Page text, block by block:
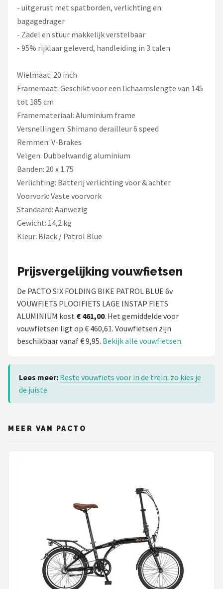
- uitgerust met spatborden, verlichting en
bagagedrager
- Zadel en stuur makkelijk verstelbaar
- 95% rijklaar geleverd, handleiding in 3 talen
Wielmaat: 20 inch
Framemaat: Geschikt voor een lichaamslengte van 145
tot 185 cm
Framemateriaal: Aluminium frame
Versnellingen: Shimano derailleur 6 speed
Remmen: V-Brakes
Velgen: Dubbelwandig aluminium
Banden: 20 x 1.75
Verlichting: Batterij verlichting voor & achter
Voorvork: Vaste voorvork
Standaard: Aanwezig
Gewicht: 14,2 kg
Kleur: Black / Patrol Blue
Prijsvergelijking vouwfietsen
De PACTO SIX FOLDING BIKE PATROL BLUE 6v
VOUWFIETS PLOOIFIETS LAGE INSTAP FIETS
ALUMINIUM kost € 461,00. Het gemiddelde voor
vouwfietsen ligt op € 460,61. Vouwfietsen zijn
beschikbaar vanaf € 9,95. Bekijk alle vouwfietsen.
Lees meer: Beste vouwfiets voor in de trein: zo kies je
de juiste
MEER VAN PACTO